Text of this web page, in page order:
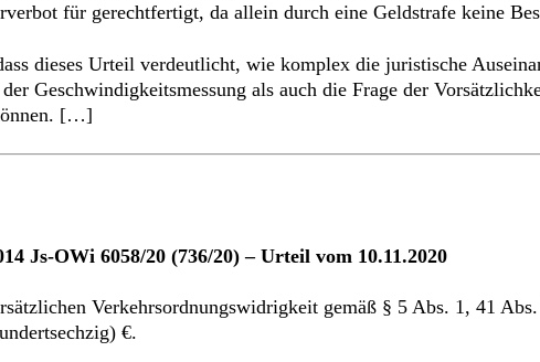
für gerechtfertigt, da allein durch eine Geldstrafe keine
dieses Urteil verdeutlicht, wie komplex die juristische
Geschwindigkeitsmessung als auch die Frage der
[…]
Js-OWi 6058/20 (736/20) – Urteil vom 10.11.2020
Verkehrsordnungswidrigkeit gemäß § 5 Abs. 1, 41
€.